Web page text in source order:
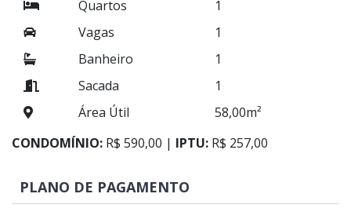
Quartos
1
Vagas
1
Banheiro
1
Sacada
1
Área Útil
58,00m²
CONDOMÍNIO: R$ 590,00 | IPTU: R$ 257,00
PLANO DE PAGAMENTO